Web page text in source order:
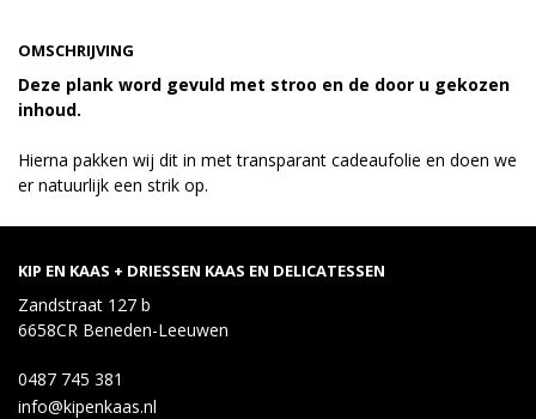
OMSCHRIJVING
Deze plank word gevuld met stroo en de door u gekozen
inhoud.
Hierna pakken wij dit in met transparant cadeaufolie en doen we
er natuurlijk een strik op.
KIP EN KAAS + DRIESSEN KAAS EN DELICATESSEN
Zandstraat 127 b
6658CR Beneden-Leeuwen
0487 745 381
info@kipenkaas.nl